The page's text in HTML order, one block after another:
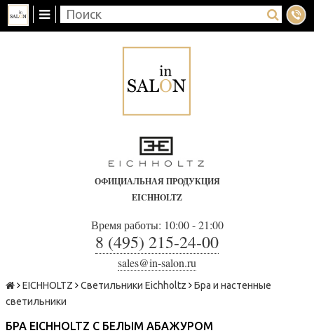
ОФИЦИАЛЬНАЯ ПРОДУКЦИЯ
EICHHOLTZ
Время работы: 10:00 - 21:00
8 (495) 215-24-00
sales@in-salon.ru
EICHHOLTZ Светильники Eichholtz
Бра и настенные
светильники
БРА EICHHOLTZ С БЕЛЫМ АБАЖУРОМ